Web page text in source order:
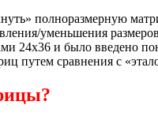
полноразмерную
уменьшения
24х36 и было
путем сравнения с